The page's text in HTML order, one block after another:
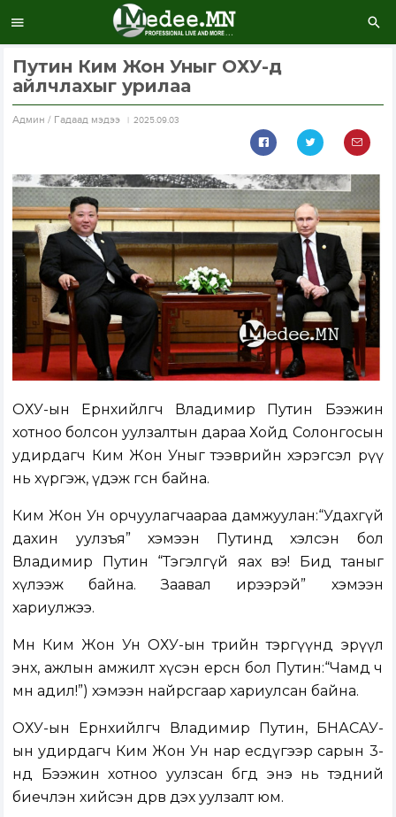
Путин Ким Жон Уныг ОХУ-д
айлчлахыг урилаа
Aдмин / Гадаад мэдээ 2025.09.03
ОХУ-ын Ерөнхийлөгч Владимир Путин Бээжин
хотноо болсон уулзалтын дараа Хойд Солонгосын
удирдагч Ким Жон Уныг тээврийн хэрэгсэл рүү
нь хүргэж, үдэж өгсөн байна.
Ким Жон Ун орчуулагчаараа дамжуулан:“Удахгүй
дахин уулзъя” хэмээн Путинд хэлсэн бол
Владимир Путин “Тэгэлгүй яах вэ! Бид таныг
хүлээж байна. Заавал ирээрэй” хэмээн
хариулжээ.
Мөн Ким Жон Ун ОХУ-ын төрийн тэргүүнд эрүүл
энх, ажлын амжилт хүсэн ерөөсөн бол Путин:“Чамд ч
мөн адил!”) хэмээн найрсгаар хариулсан байна.
ОХУ-ын Ерөнхийлөгч Владимир Путин, БНАСАУ-
ын удирдагч Ким Жон Ун нар есдүгээр сарын 3-
нд Бээжин хотноо уулзсан бөгөөд энэ нь тэдний
биечлэн хийсэн дөрөв дэх уулзалт юм.